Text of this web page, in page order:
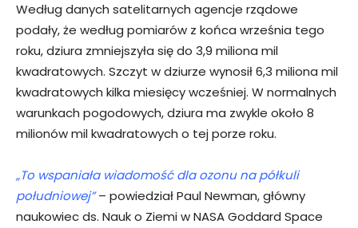
Według danych satelitarnych agencje rządowe
podały, że według pomiarów z końca września tego
roku, dziura zmniejszyła się do 3,9 miliona mil
kwadratowych. Szczyt w dziurze wynosił 6,3 miliona mil
kwadratowych kilka miesięcy wcześniej. W normalnych
warunkach pogodowych, dziura ma zwykle około 8
milionów mil kwadratowych o tej porze roku.
„To wspaniała wiadomość dla ozonu na półkuli
południowej” – powiedział Paul Newman, główny
naukowiec ds. Nauk o Ziemi w NASA Goddard Space